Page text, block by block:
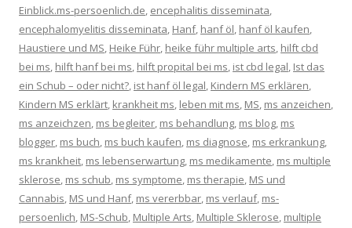
Einblick.ms-persoenlich.de, encephalitis disseminata,
encephalomyelitis disseminata, Hanf, hanf öl, hanf öl kaufen,
Haustiere und MS, Heike Führ, heike führ multiple arts, hilft cbd
bei ms, hilft hanf bei ms, hilft propital bei ms, ist cbd legal, Ist das
ein Schub – oder nicht?, ist hanf öl legal, Kindern MS erklären,
Kindern MS erklärt, krankheit ms, leben mit ms, MS, ms anzeichen,
ms anzeichzen, ms begleiter, ms behandlung, ms blog, ms
blogger, ms buch, ms buch kaufen, ms diagnose, ms erkrankung,
ms krankheit, ms lebenserwartung, ms medikamente, ms multiple
sklerose, ms schub, ms symptome, ms therapie, MS und
Cannabis, MS und Hanf, ms vererbbar, ms verlauf, ms-
persoenlich, MS-Schub, Multiple Arts, Multiple Sklerose, multiple